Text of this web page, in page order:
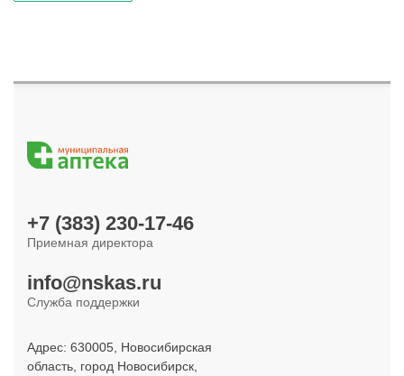
+7 (383) 230-17-46
Приемная директора
info@nskas.ru
Служба поддержки
Адрес: 630005, Новосибирская
область, город Новосибирск,